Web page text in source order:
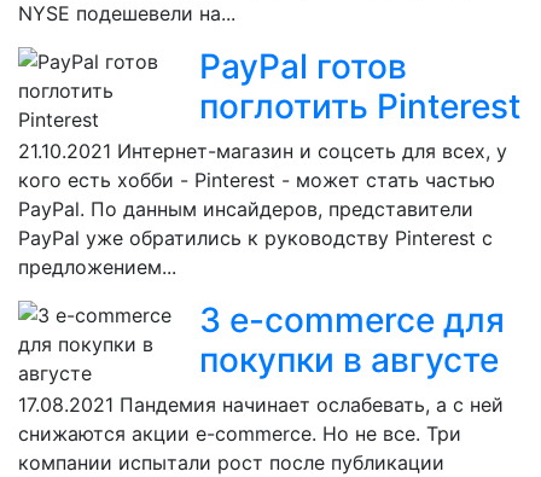
NYSE подешевели на...
PayPal готов
поглотить Pinterest
21.10.2021 Интернет-магазин и соцсеть для всех, у
кого есть хобби - Pinterest - может стать частью
PayPal. По данным инсайдеров, представители
PayPal уже обратились к руководству Pinterest с
предложением...
3 e-commerce для
покупки в августе
17.08.2021 Пандемия начинает ослабевать, а с ней
снижаются акции e-commerce. Но не все. Три
компании испытали рост после публикации